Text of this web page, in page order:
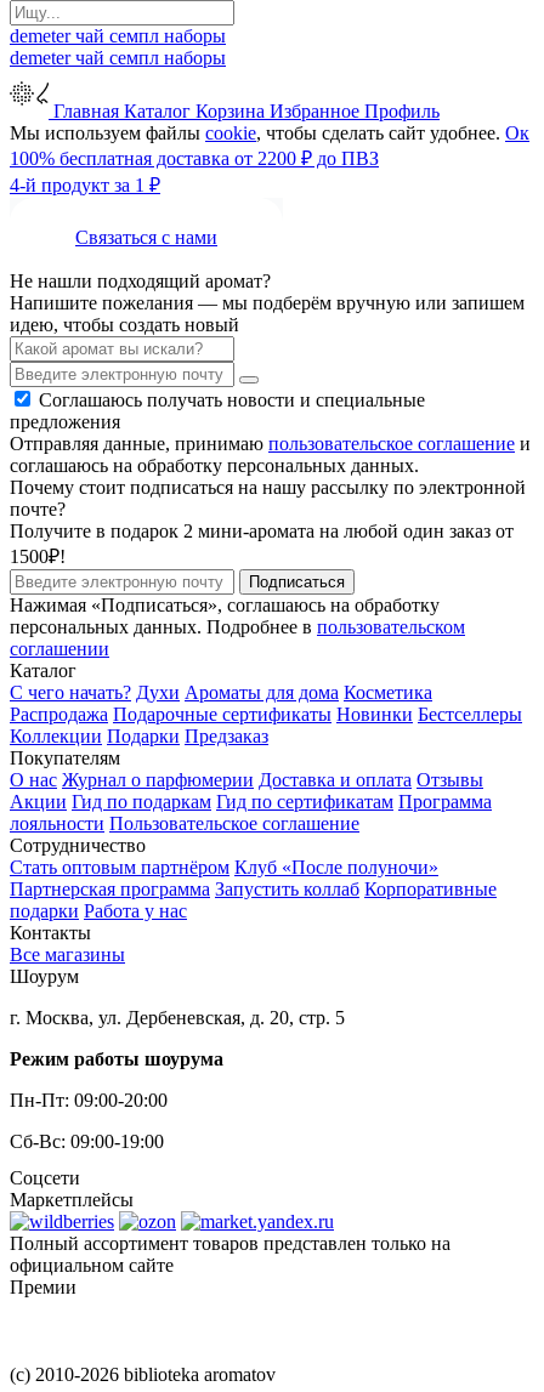
demeterчай семпл наборы
demeterчай семпл наборы
Главная Каталог Корзина Избранное Профиль
Мы используем файлы cookie, чтобы сделать сайт удобнее. Ок
100% бесплатная доставка от 2200 ₽ до ПВЗ
4-й продукт за 1 ₽
Связаться с нами
Не нашли подходящий аромат?
Напишите пожелания — мы подберём вручную или запишем
идею, чтобы создать новый
Соглашаюсь получать новости и специальные
предложения
Отправляя данные, принимаю пользовательское соглашение и
соглашаюсь на обработку персональных данных.
Почему стоит подписаться на нашу рассылку по электронной
почте?
Получите в подарок 2 мини-аромата на любой один заказ от
1500₽!
Подписаться
Нажимая «Подписаться», соглашаюсь на обработку
персональных данных. Подробнее в пользовательском
соглашении
Каталог
С чего начать? Духи Ароматы для дома Косметика
Распродажа Подарочные сертификаты Новинки Бестселлеры
Коллекции Подарки Предзаказ
Покупателям
О нас Журнал о парфюмерии Доставка и оплата Отзывы
Акции Гид по подаркам Гид по сертификатам Программа
лояльности Пользовательское соглашение
Сотрудничество
Стать оптовым партнёром Клуб «После полуночи»
Партнерская программа Запустить коллаб Корпоративные
подарки Работа у нас
Контакты
Все магазины
Шоурум
г. Москва, ул. Дербеневская, д. 20, стр. 5
Режим работы шоурума
Пн-Пт: 09:00-20:00
Сб-Вс: 09:00-19:00
Соцсети
Маркетплейсы
Полный ассортимент товаров представлен только на
официальном сайте
Премии
(c) 2010-2026 biblioteka aromatov